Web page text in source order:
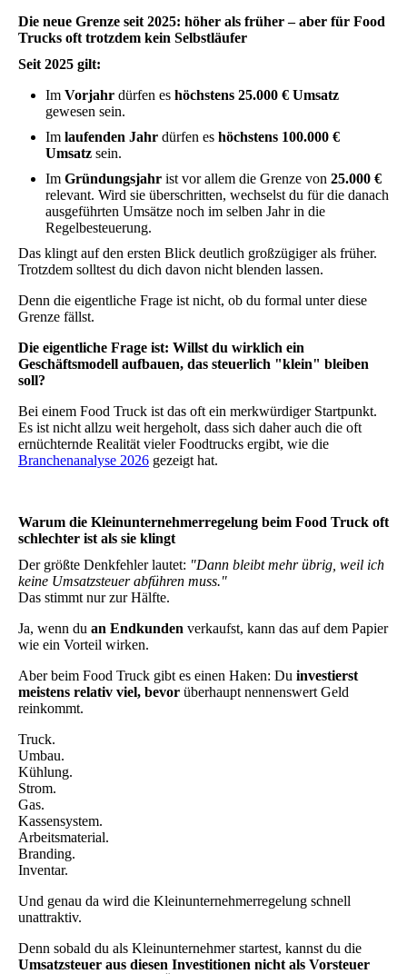
Die neue Grenze seit 2025: höher als früher – aber für Food
Trucks oft trotzdem kein Selbstläufer
Seit 2025 gilt:
Im Vorjahr dürfen es höchstens 25.000 € Umsatz
gewesen sein.
Im laufenden Jahr dürfen es höchstens 100.000 €
Umsatz sein.
Im Gründungsjahr ist vor allem die Grenze von 25.000 €
relevant. Wird sie überschritten, wechselst du für die danach
ausgeführten Umsätze noch im selben Jahr in die
Regelbesteuerung.
Das klingt auf den ersten Blick deutlich großzügiger als früher.
Trotzdem solltest du dich davon nicht blenden lassen.
Denn die eigentliche Frage ist nicht, ob du formal unter diese
Grenze fällst.
Die eigentliche Frage ist: Willst du wirklich ein
Geschäftsmodell aufbauen, das steuerlich "klein" bleiben
soll?
Bei einem Food Truck ist das oft ein merkwürdiger Startpunkt.
Es ist nicht allzu weit hergeholt, dass sich daher auch die oft
ernüchternde Realität vieler Foodtrucks ergibt, wie die
Branchenanalyse 2026 gezeigt hat.
Warum die Kleinunternehmerregelung beim Food Truck oft
schlechter ist als sie klingt
Der größte Denkfehler lautet: "Dann bleibt mehr übrig, weil ich
keine Umsatzsteuer abführen muss."
Das stimmt nur zur Hälfte.
Ja, wenn du an Endkunden verkaufst, kann das auf dem Papier
wie ein Vorteil wirken.
Aber beim Food Truck gibt es einen Haken: Du investierst
meistens relativ viel, bevor überhaupt nennenswert Geld
reinkommt.
Truck.
Umbau.
Kühlung.
Strom.
Gas.
Kassensystem.
Arbeitsmaterial.
Branding.
Inventar.
Und genau da wird die Kleinunternehmerregelung schnell
unattraktiv.
Denn sobald du als Kleinunternehmer startest, kannst du die
Umsatzsteuer aus diesen Investitionen nicht als Vorsteuer